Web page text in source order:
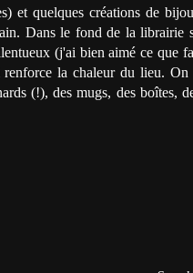
et quelques créations de
Dans le fond de la librairie
(j'ai bien aimé ce que
renforce la chaleur du lieu.
(!), des mugs, des boîtes,